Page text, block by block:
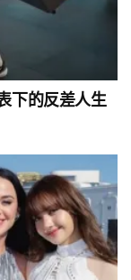
下的反差人生